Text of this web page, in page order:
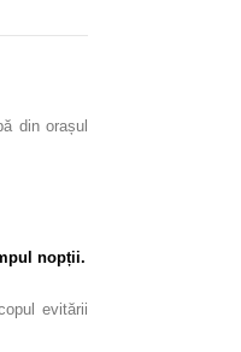
din orașul
nopții.
evitării